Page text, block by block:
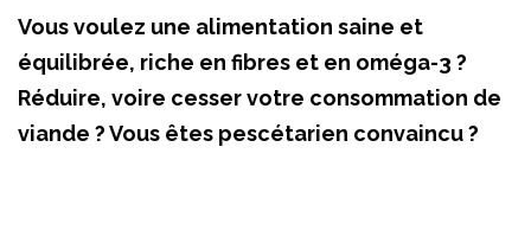
Vous voulez une alimentation saine et
équilibrée, riche en fibres et en oméga-3 ?
Réduire, voire cesser votre consommation de
viande ? Vous êtes pescétarien convaincu ?